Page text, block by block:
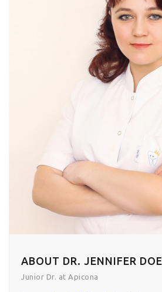
ABOUT DR. JENNIFER DOE
Junior Dr. at Apicona